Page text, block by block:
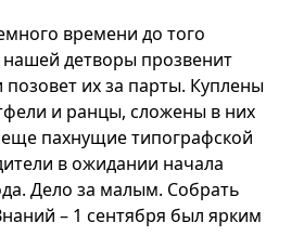
времени до того
нашей детворы прозвенит
их за парты. Куплены
и ранцы, сложены в них
пахнущие типографской
в ожидании начала
Дело за малым. Собрать
– 1 сентября был ярким